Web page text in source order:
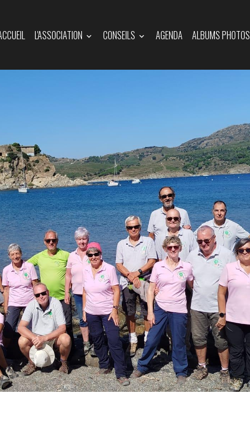
L'ASSOCIATION CONSEILS AGENDA ALBUMS PHOTOS